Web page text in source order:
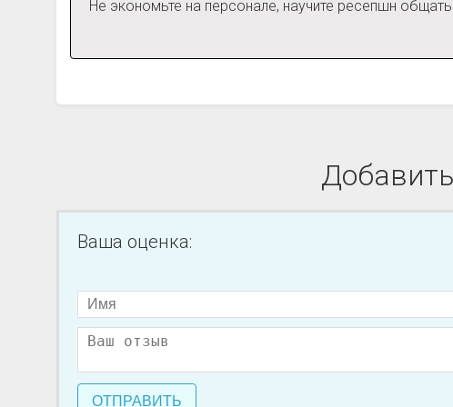
Не экономьте на персонале, научите ресепшн
Ваша оценка:
ОТПРАВИТЬ